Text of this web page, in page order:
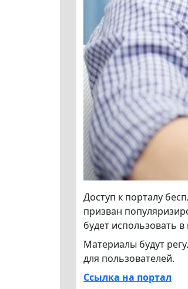
Доступ к порталу
призван
будет использовать
Материалы будут
для пользователей.
Ссылка на портал